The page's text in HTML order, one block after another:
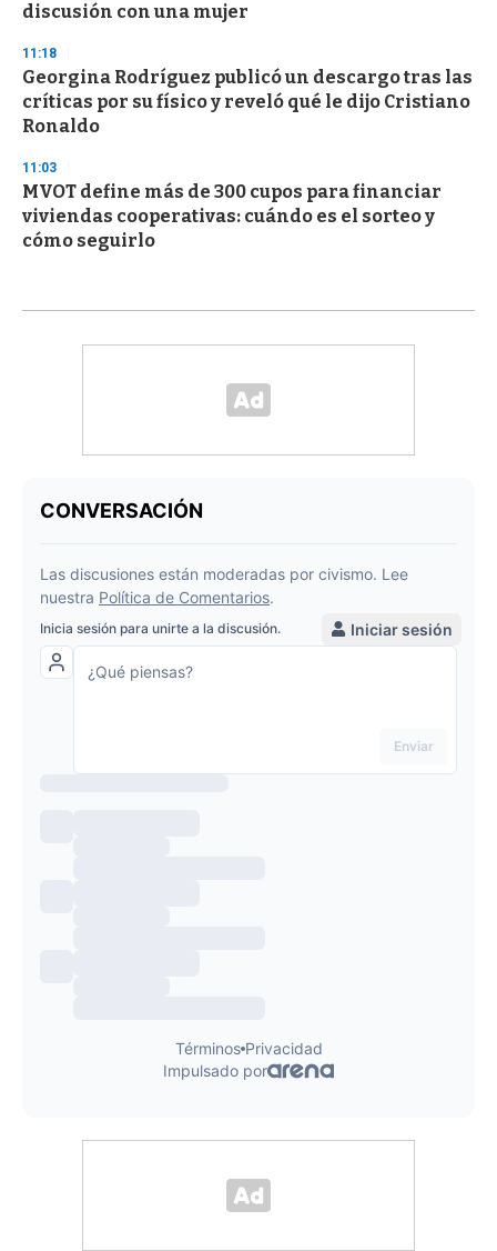
discusión con una mujer
11:18
Georgina Rodríguez publicó un descargo tras las
críticas por su físico y reveló qué le dijo Cristiano
Ronaldo
11:03
MVOT define más de 300 cupos para financiar
viviendas cooperativas: cuándo es el sorteo y
cómo seguirlo